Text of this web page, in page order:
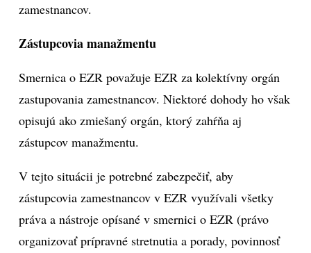
zamestnancov.
Zástupcovia manažmentu
Smernica o EZR považuje EZR za kolektívny orgán
zastupovania zamestnancov. Niektoré dohody ho však
opisujú ako zmiešaný orgán, ktorý zahŕňa aj
zástupcov manažmentu.
V tejto situácii je potrebné zabezpečiť, aby
zástupcovia zamestnancov v EZR využívali všetky
práva a nástroje opísané v smernici o EZR (právo
organizovať prípravné stretnutia a porady, povinnosť